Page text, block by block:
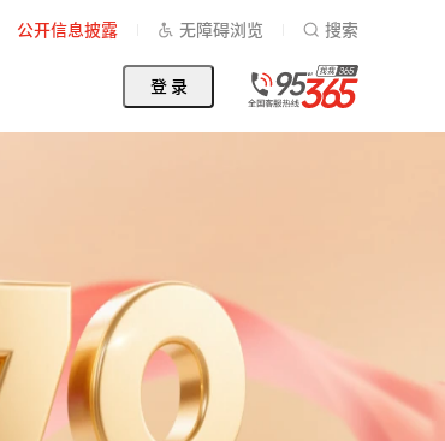
公开信息披露 无障碍浏览 搜索
登 录